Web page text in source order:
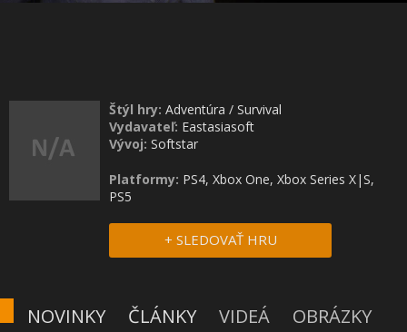
Štýl hry: Adventúra / Survival
Vydavateľ: Eastasiasoft
Vývoj: Softstar
Platformy: PS4, Xbox One, Xbox Series X|S,
PS5
+ SLEDOVAŤ HRU
NOVINKY ČLÁNKY VIDEÁ OBRÁZKY